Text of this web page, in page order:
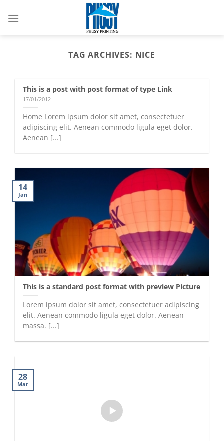
TAG ARCHIVES: NICE
This is a post with post format of type Link
17/01/2012
Home Lorem ipsum dolor sit amet, consectetuer
adipiscing elit. Aenean commodo ligula eget dolor.
Aenean [...]
This is a standard post format with preview Picture
Lorem ipsum dolor sit amet, consectetuer adipiscing
elit. Aenean commodo ligula eget dolor. Aenean
massa. [...]
14
Jan
28
Mar